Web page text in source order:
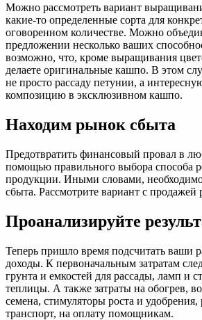
Можно рассмотреть вариант
какие-то определенные сорта для
оговоренном количестве. Можно
предложении несколько ваших
возможно, что, кроме выращивания
делаете оригинальные кашпо. В этом
не просто рассаду петунии, а
композицию в эксклюзивном кашпо.
Находим рынок сбыта
Предотвратить финансовый провал в
помощью правильного выбора способа
продукции. Иными словами,
сбыта. Рассмотрите вариант с продажей
Проанализируйте
Теперь пришло время подсчитать ваши
доходы. К первоначальным затратам
грунта и емкостей для рассады, ламп и
теплицы. А также затраты на обогрев,
семена, стимуляторы роста и удобрения,
транспорт, на оплату помощникам.